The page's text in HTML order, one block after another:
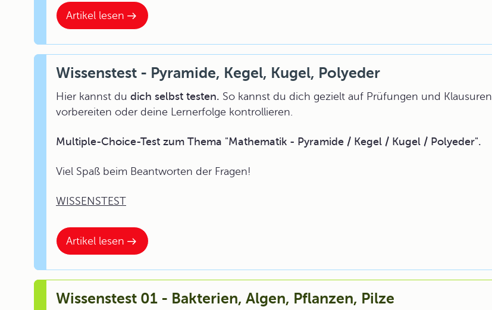
Artikel lesen
Artikel lesen
Wissenstest - Pyramide, Kegel, Kugel, Polyeder
Hier kannst du dich selbst testen. So kannst du dich gezielt auf Prüfungen und Klausuren
vorbereiten oder deine Lernerfolge kontrollieren.
Multiple-Choice-Test zum Thema "Mathematik - Pyramide / Kegel / Kugel / Polyeder".
Viel Spaß beim Beantworten der Fragen!
WISSENSTEST
Wissenstest 01 - Bakterien, Algen, Pflanzen, Pilze